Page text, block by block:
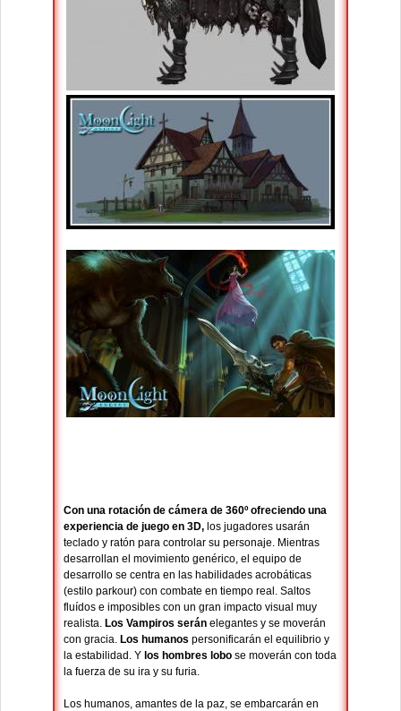
Con una rotación de cámera de 360º ofreciendo una
experiencia de juego en 3D, los jugadores usarán
teclado y ratón para controlar su personaje. Mientras
desarrollan el movimiento genérico, el equipo de
desarrollo se centra en las habilidades acrobáticas
(estilo parkour) con combate en tiempo real. Saltos
fluídos e imposibles con un gran impacto visual muy
realista. Los Vampiros serán elegantes y se moverán
con gracia. Los humanos personificarán el equilibrio y
la estabilidad. Y los hombres lobo se moverán con toda
la fuerza de su ira y su furia.
Los humanos, amantes de la paz, se embarcarán en